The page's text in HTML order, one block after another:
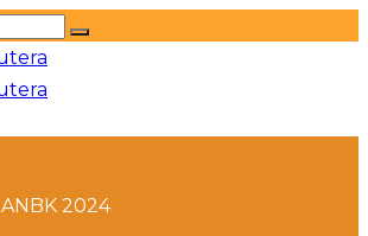
ANBK 2024